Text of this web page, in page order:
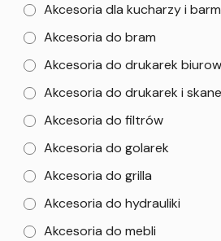
Akcesoria dla kucharzy i
Akcesoria do bram
Akcesoria do drukarek
Akcesoria do drukarek i
Akcesoria do filtrów
Akcesoria do golarek
Akcesoria do grilla
Akcesoria do hydrauliki
Akcesoria do mebli